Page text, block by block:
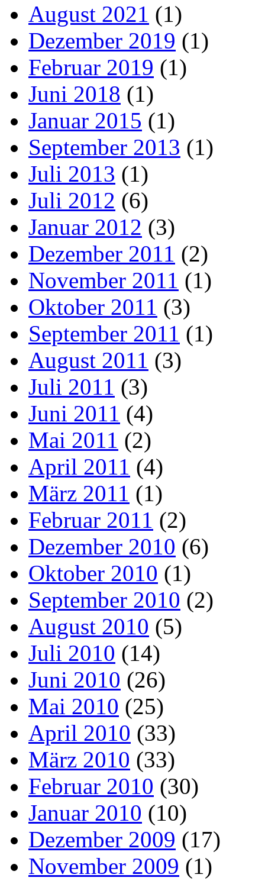
August 2021 (1)
Dezember 2019 (1)
Februar 2019 (1)
Juni 2018 (1)
Januar 2015 (1)
September 2013 (1)
Juli 2013 (1)
Juli 2012 (6)
Januar 2012 (3)
Dezember 2011 (2)
November 2011 (1)
Oktober 2011 (3)
September 2011 (1)
August 2011 (3)
Juli 2011 (3)
Juni 2011 (4)
Mai 2011 (2)
April 2011 (4)
März 2011 (1)
Februar 2011 (2)
Dezember 2010 (6)
Oktober 2010 (1)
September 2010 (2)
August 2010 (5)
Juli 2010 (14)
Juni 2010 (26)
Mai 2010 (25)
April 2010 (33)
März 2010 (33)
Februar 2010 (30)
Januar 2010 (10)
Dezember 2009 (17)
November 2009 (1)